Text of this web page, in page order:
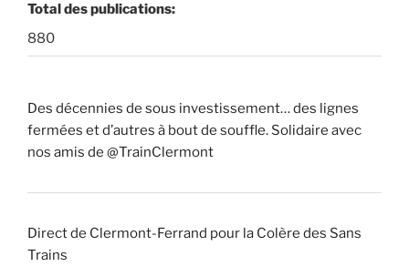
Total des publications:
880
Des décennies de sous investissement… des lignes
fermées et d’autres à bout de souffle. Solidaire avec
nos amis de @TrainClermont
Direct de Clermont-Ferrand pour la Colère des Sans
Trains